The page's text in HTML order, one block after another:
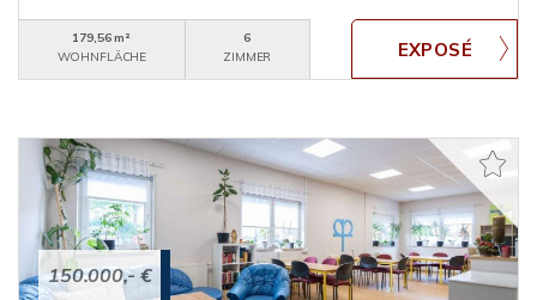
179,56 m²
WOHNFLÄCHE
6
ZIMMER
150.000,- €